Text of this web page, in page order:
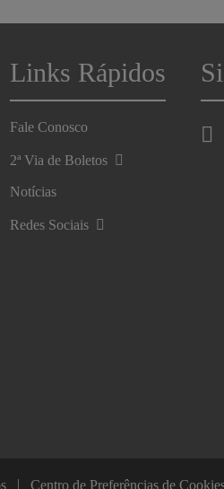
Links Rápidos
Fale Conosco
2ª Via de Boletos
Notícias
Redes Sociais
Centro de Preferências de